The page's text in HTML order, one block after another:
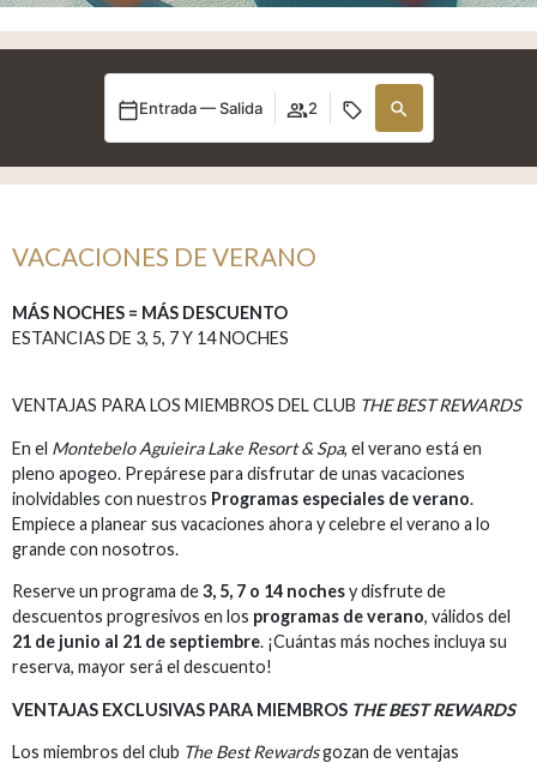
Entrada — Salida 2
VACACIONES DE VERANO
MÁS NOCHES = MÁS DESCUENTO
ESTANCIAS DE 3, 5, 7 Y 14 NOCHES
VENTAJAS PARA LOS MIEMBROS DEL CLUB THE BEST REWARDS
En el Montebelo Aguieira Lake Resort & Spa, el verano está en
pleno apogeo. Prepárese para disfrutar de unas vacaciones
inolvidables con nuestros Programas especiales de verano.
Empiece a planear sus vacaciones ahora y celebre el verano a lo
grande con nosotros.
Reserve un programa de3, 5, 7 o 14 nochesy disfrute de
descuentos progresivos en los programas de verano, válidos del
21 de junio al 21 de septiembre. ¡Cuántas más noches incluya su
reserva, mayor será el descuento!
VENTAJAS EXCLUSIVAS PARA MIEMBROS THE BEST REWARDS
Los miembros del club The Best Rewardsgozan de ventajas